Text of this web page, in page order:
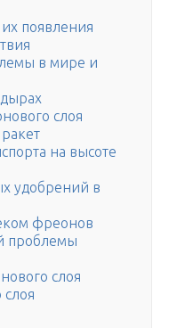
появления
в мире и
слоя
на высоте
удобрений в
фреонов
проблемы
слоя